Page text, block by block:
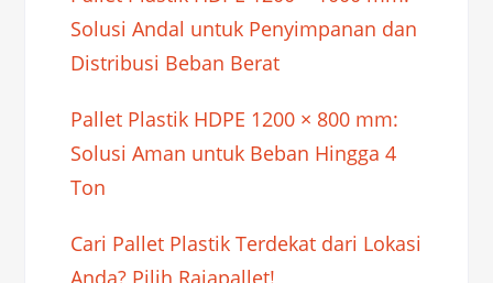
Solusi Andal untuk Penyimpanan dan
Distribusi Beban Berat
Pallet Plastik HDPE 1200 × 800 mm:
Solusi Aman untuk Beban Hingga 4
Ton
Cari Pallet Plastik Terdekat dari Lokasi
Anda? Pilih Rajapallet!